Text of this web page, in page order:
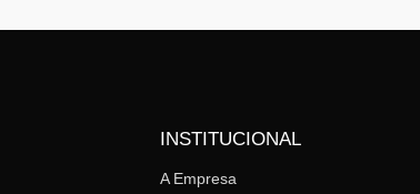
INSTITUCIONAL
A Empresa